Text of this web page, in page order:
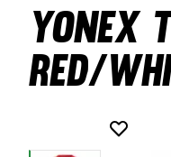
Yonex
Red/